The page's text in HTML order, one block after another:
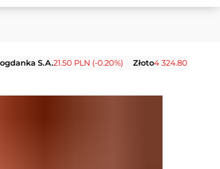
S.A.21.50 PLN (-0.20%) Złoto4 324.80 USD (-0.44%)